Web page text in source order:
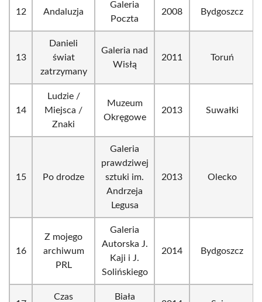
12 Andaluzja
Galeria
Poczta
2008 Bydgoszcz
13
Danieli
świat
zatrzymany
Galeria nad
Wisłą
2011 Toruń
14
Ludzie /
Miejsca /
Znaki
Muzeum
Okręgowe
2013 Suwałki
15 Po drodze
Galeria
prawdziwej
sztuki im.
Andrzeja
Legusa
2013 Olecko
16
Z mojego
archiwum
PRL
Galeria
Autorska J.
Kaji i J.
Solińskiego
2014 Bydgoszcz
Czas Biała